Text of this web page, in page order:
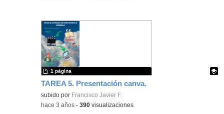
TAREA 5. Presentación canva.
Contenido educativo.
subido por Francisco Javier F.
1 página
-hace 3 años -390 visualizaciones